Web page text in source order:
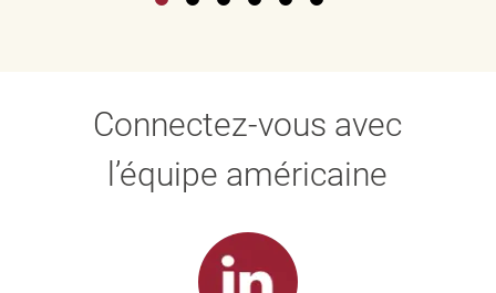
Connectez-vous avec
l’équipe américaine